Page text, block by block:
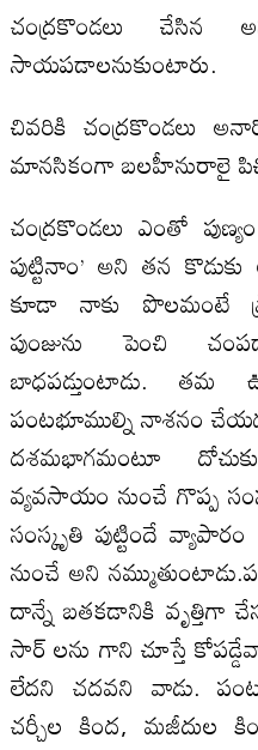
చంద్రకొండలు చేసిన
సాయపడాలనుకుంటారు.
చివరికి చంద్రకొండలు
మానసికంగా బలహీనురాలై
చంద్రకొండలు ఎంతో
పుట్టినాం’ అని తన కొడుకు
కూడా నాకు పొలమంటే
పుంజును పెంచి
బాధపడ్తుంటాడు. తమ
పంటభూముల్ని నాశనం
దశమభాగమంటూ
వ్యవసాయం నుంచే గొప్ప
సంస్కృతి పుట్టిందే
నుంచే అని
దాన్నే బతకడానికి వృత్తిగా
సార్ లను గాని చూస్తే
లేదని చదవని వాడు.
చర్చీల కింద, మజీదుల